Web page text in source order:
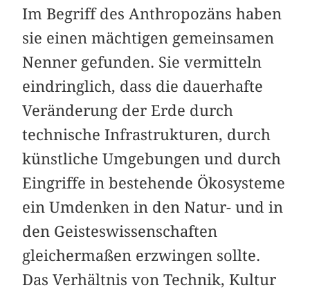
Im Begriff des Anthropozäns haben
sie einen mächtigen gemeinsamen
Nenner gefunden. Sie vermitteln
eindringlich, dass die dauerhafte
Veränderung der Erde durch
technische Infrastrukturen, durch
künstliche Umgebungen und durch
Eingriffe in bestehende Ökosysteme
ein Umdenken in den Natur- und in
den Geisteswissenschaften
gleichermaßen erzwingen sollte.
Das Verhältnis von Technik, Kultur